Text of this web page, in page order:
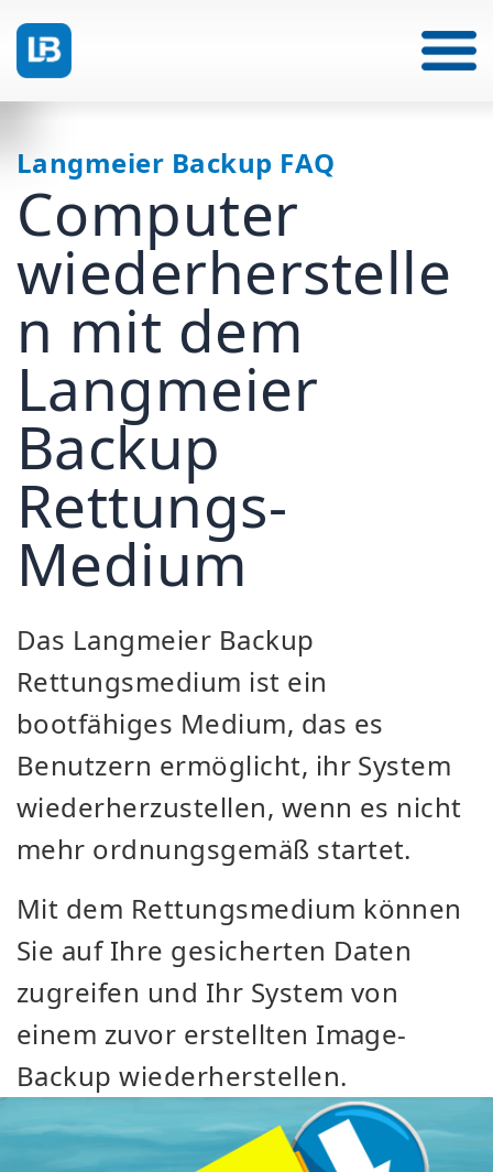
Langmeier Backup FAQ
Computer
wiederherstelle
n mit dem
Langmeier
Backup
Rettungs-
Medium
Das Langmeier Backup
Rettungsmedium ist ein
bootfähiges Medium, das es
Benutzern ermöglicht, ihr System
wiederherzustellen, wenn es nicht
mehr ordnungsgemäß startet.
Mit dem Rettungsmedium können
Sie auf Ihre gesicherten Daten
zugreifen und Ihr System von
einem zuvor erstellten Image-
Backup wiederherstellen.